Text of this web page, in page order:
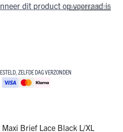
Bekijk maattabel
dit product op voorraad is
ZELFDE DAG VERZONDEN
Brief Lace Black L/XL